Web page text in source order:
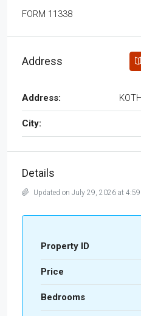
FORM 11338
Address
Address:
City:
Details
Updated on July 29, 2026 at
Property ID
Price
Bedrooms